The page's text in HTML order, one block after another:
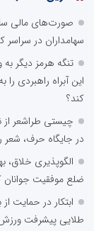
سهامداران در سراسر
تنگه هرمز دیگر
این آبراه راهبردی
کند؟
چیستی طراشعر از
در جایگاه حرف،
الگوپذیری
ضلع موفقیت جوانان
ابتکار در حمایت
طلایی پیشرفت